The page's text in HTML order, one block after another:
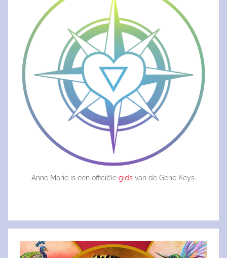
Anne Marie is een officiële gidsvan de Gene Keys.